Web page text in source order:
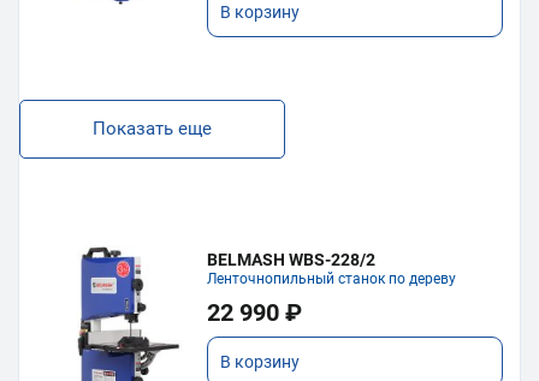
В корзину
Показать еще
BELMASH WBS-228/2
Ленточнопильный станок по дереву
22 990 ₽
В корзину